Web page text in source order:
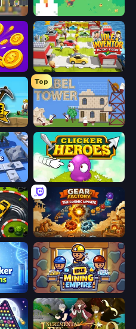
The MachinEGG
Idle Inventor
Top
Babel Tower
Clicker Heroes
Gear Factory
Human Clicker: Grow Organs Idle Mining Empire